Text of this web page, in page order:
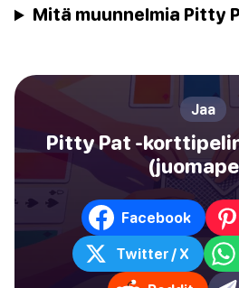
Mitä muunnelmia Pitty
Jaa
Pitty Pat -
Facebook
Twitter / X